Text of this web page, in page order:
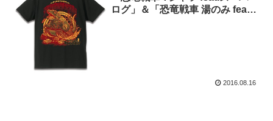
ログ」＆「恐竜戦車 湯のみ feat.
2016.08.16